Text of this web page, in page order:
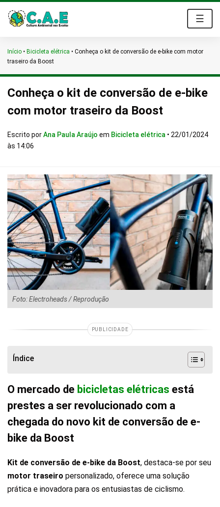
☰
Início • Bicicleta elétrica • Conheça o kit de conversão de e-bike com motor
traseiro da Boost
Conheça o kit de conversão de e-bike
com motor traseiro da Boost
Escrito porAna Paula Araújo em Bicicleta elétrica • 22/01/2024
às 14:06
Foto: Electroheads / Reprodução
PUBLICIDADE
Índice
O mercado de bicicletas elétricas está
prestes a ser revolucionado com a
chegada do novo kit de conversão de e-
bike da Boost
Kit de conversão de e-bike da Boost, destaca-se por seu
motor traseiro personalizado, oferece uma solução
prática e inovadora para os entusiastas de ciclismo.